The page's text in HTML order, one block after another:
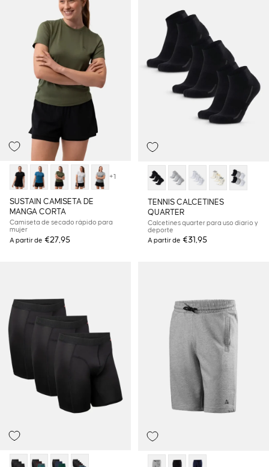
+1
SUSTAIN CAMISETA DE
MANGA CORTA
Camiseta de secado rápido para
mujer
A partir de €27,95
TENNIS CALCETINES
QUARTER
Calcetines quarter para uso diario y
deporte
A partir de €31,95